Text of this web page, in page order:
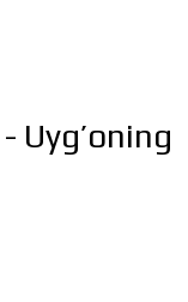
Uyg’oning